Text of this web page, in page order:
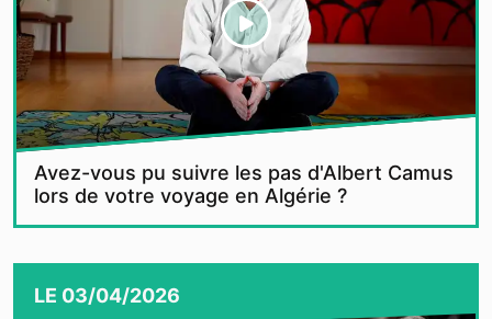
Avez-vous pu suivre les pas d'Albert Camus
lors de votre voyage en Algérie ?
LE 03/04/2026